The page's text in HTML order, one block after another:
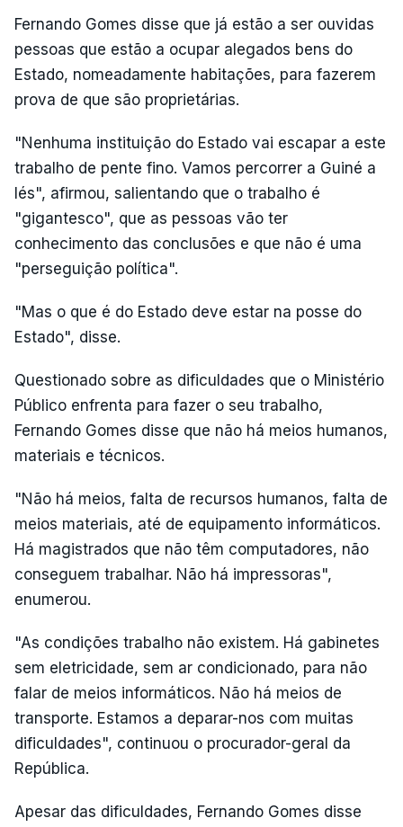
Fernando Gomes disse que já estão a ser ouvidas
pessoas que estão a ocupar alegados bens do
Estado, nomeadamente habitações, para fazerem
prova de que são proprietárias.
"Nenhuma instituição do Estado vai escapar a este
trabalho de pente fino. Vamos percorrer a Guiné a
lés", afirmou, salientando que o trabalho é
"gigantesco", que as pessoas vão ter
conhecimento das conclusões e que não é uma
"perseguição política".
"Mas o que é do Estado deve estar na posse do
Estado", disse.
Questionado sobre as dificuldades que o Ministério
Público enfrenta para fazer o seu trabalho,
Fernando Gomes disse que não há meios humanos,
materiais e técnicos.
"Não há meios, falta de recursos humanos, falta de
meios materiais, até de equipamento informáticos.
Há magistrados que não têm computadores, não
conseguem trabalhar. Não há impressoras",
enumerou.
"As condições trabalho não existem. Há gabinetes
sem eletricidade, sem ar condicionado, para não
falar de meios informáticos. Não há meios de
transporte. Estamos a deparar-nos com muitas
dificuldades", continuou o procurador-geral da
República.
Apesar das dificuldades, Fernando Gomes disse